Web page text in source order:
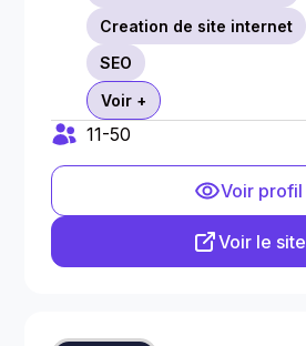
Creation de site internet
SEO
Voir +
11-50
Voir profil
Voir le site